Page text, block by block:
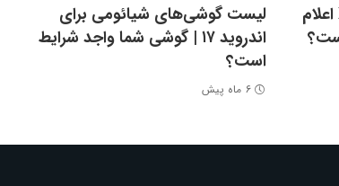
تاریخ عرضه جهانی Xiaomi 17 اعلام
لیست گوشی‌های شیائومی برای
اندروید ۱۷ | گوشی شما واجد شرایط
است؟
۶ ماه پیش